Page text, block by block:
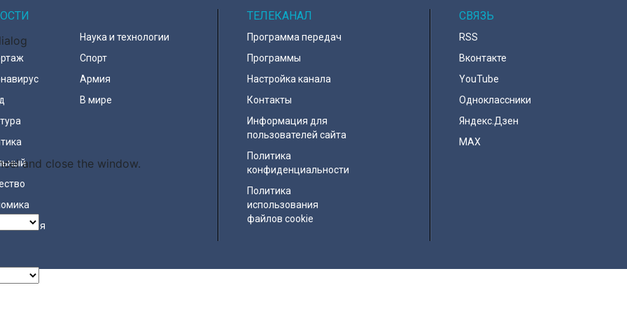
and close the window.
Наука и технологии
Спорт
Армия
В мире
ТЕЛЕКАНАЛ
Программа передач
Программы
Настройка канала
Контакты
Информация для
пользователей сайта
Политика
конфиденциальности
Политика
использования
файлов cookie
СВЯЗЬ
RSS
Вконтакте
YouTube
Одноклассники
Яндекс.Дзен
MAX